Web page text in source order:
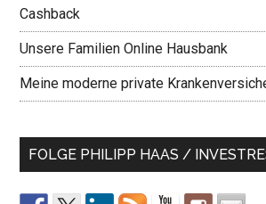
Cashback
Unsere Familien Online Hausbank
Meine moderne private
FOLGE PHILIPP HAAS /